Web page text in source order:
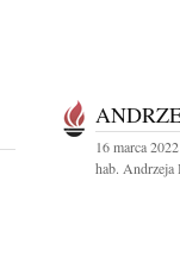
16 marca
hab. Andrzeja